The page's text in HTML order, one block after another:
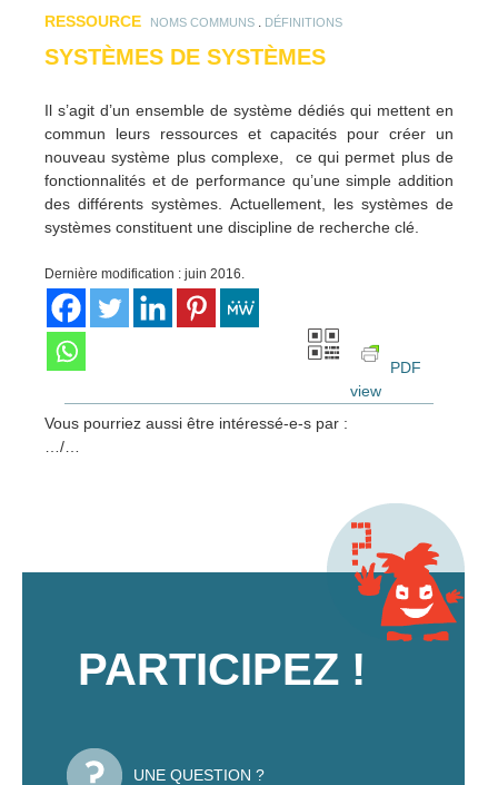
RESSOURCE NOMS COMMUNS DÉFINITIONS
SYSTÈMES DE SYSTÈMES
Il s’agit d’un ensemble de système dédiés qui mettent en
commun leurs ressources et capacités pour créer un
nouveau système plus complexe, ce qui permet plus de
fonctionnalités et de performance qu’une simple addition
des différents systèmes. Actuellement, les systèmes de
systèmes constituent une discipline de recherche clé.
Dernière modification : juin 2016.
PDF
view
Vous pourriez aussi être intéressé-e-s par :
…/…
PARTICIPEZ !
UNE QUESTION ?